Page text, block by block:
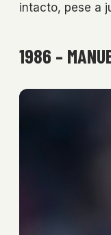
intacto, pese a
1986 –